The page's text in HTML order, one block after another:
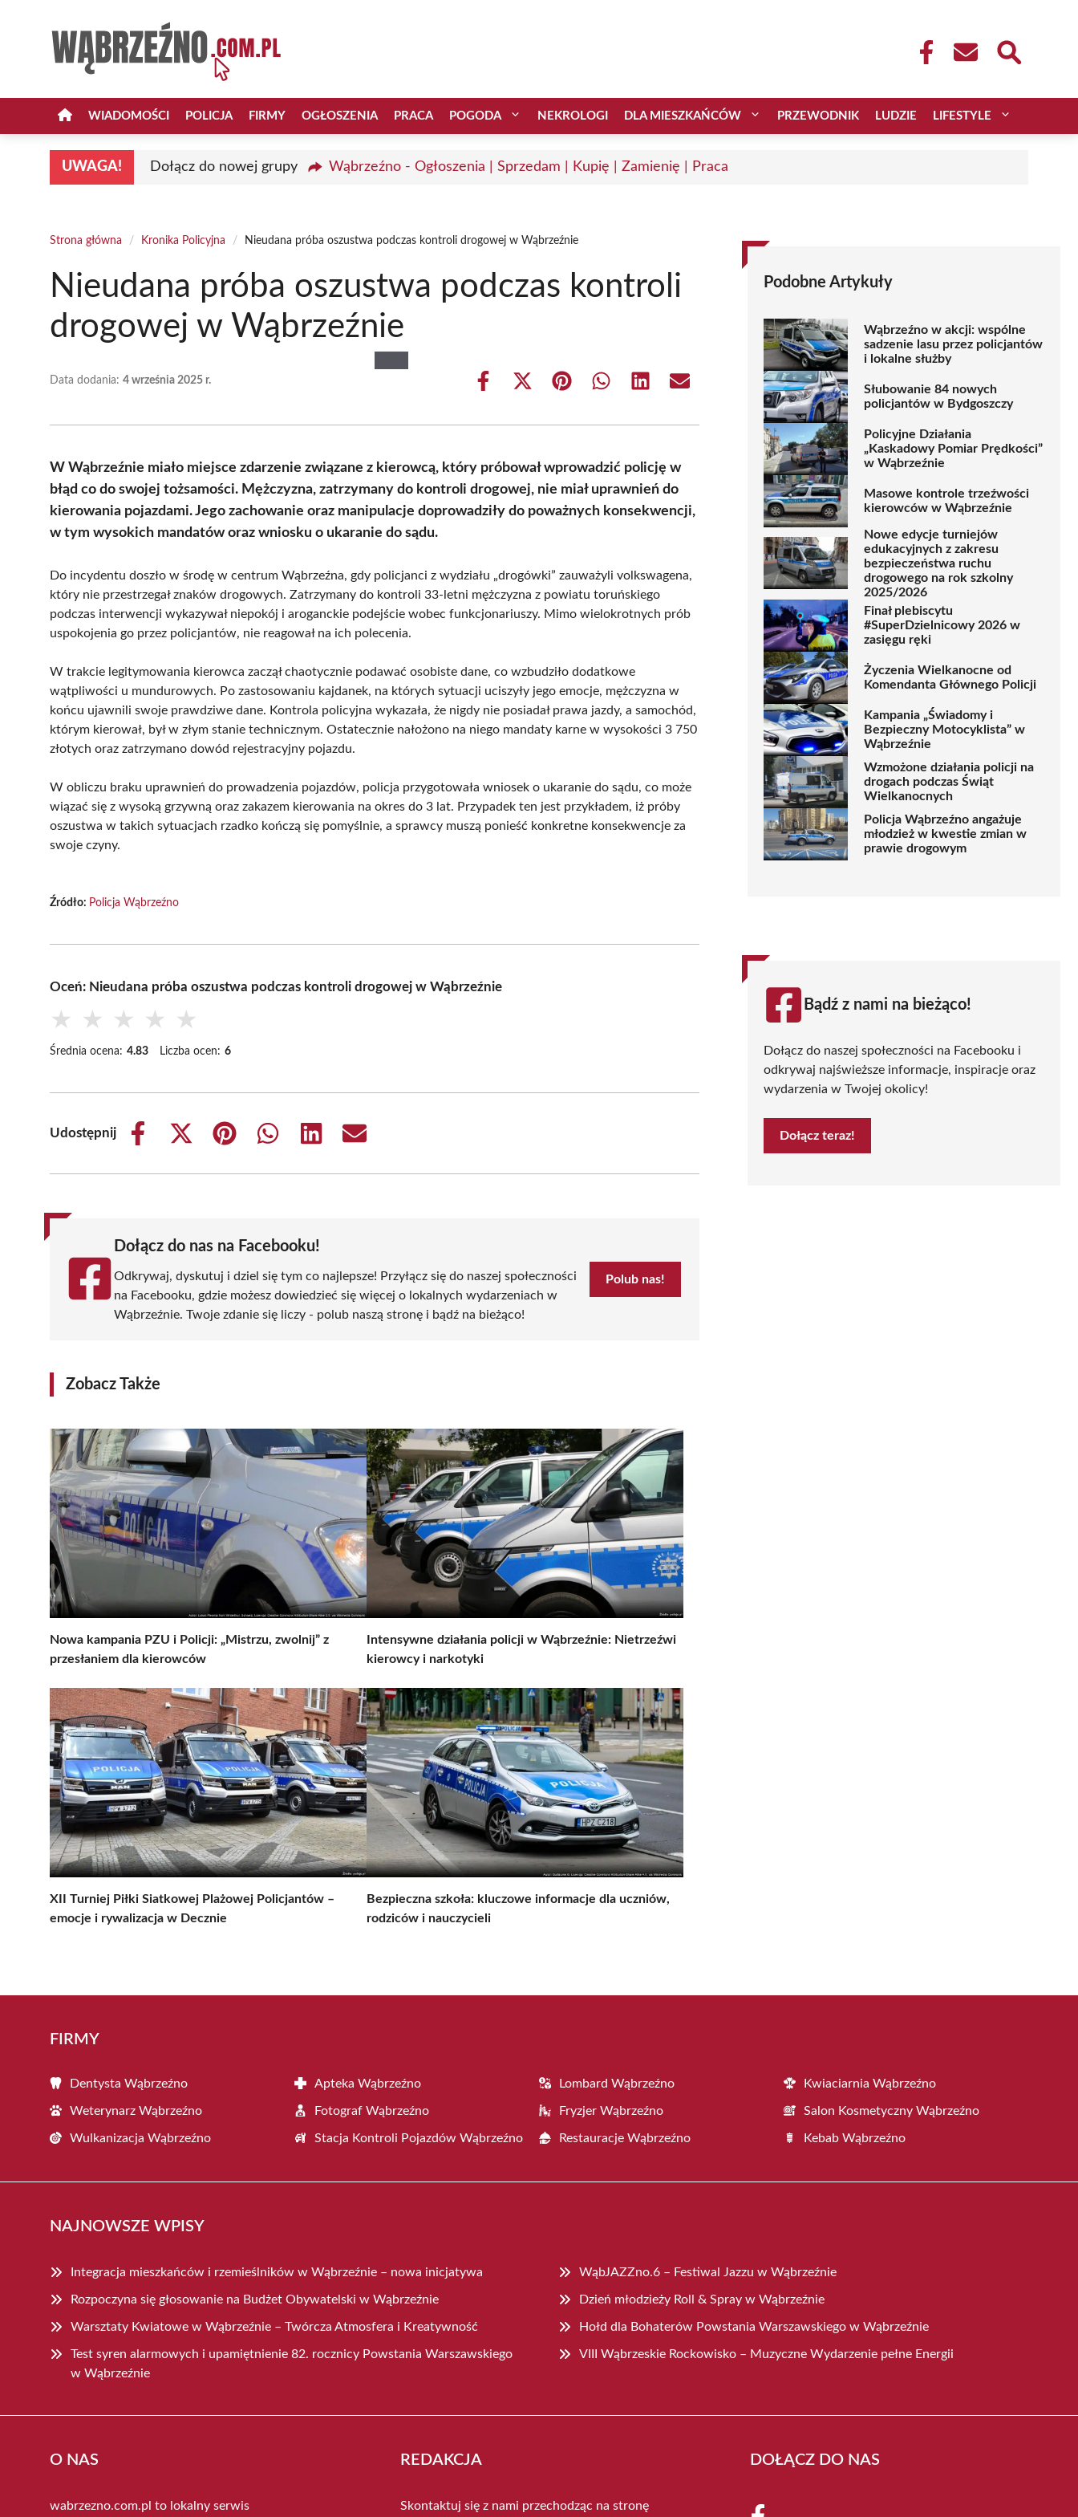
WIADOMOŚCI POLICJA FIRMY OGŁOSZENIA PRACA POGODA NEKROLOGI DLA MIESZKAŃCÓW PRZEWODNIK LUDZIE LIFESTYLE
UWAGA! Dołącz do nowej grupy Wąbrzeźno - Ogłoszenia | Sprzedam | Kupię | Zamienię | Praca
Strona główna / Kronika Policyjna / Nieudana próba oszustwa podczas kontroli drogowej w Wąbrzeźnie
Nieudana próba oszustwa podczas kontroli
drogowej w Wąbrzeźnie
Data dodania: 4 września 2025 r.
Share
Share
(Twitter)
Share Share Share Share
W Wąbrzeźnie miało miejsce zdarzenie związane z kierowcą, który próbował wprowadzić policję w
błąd co do swojej tożsamości. Mężczyzna, zatrzymany do kontroli drogowej, nie miał uprawnień do
kierowania pojazdami. Jego zachowanie oraz manipulacje doprowadziły do poważnych konsekwencji,
w tym wysokich mandatów oraz wniosku o ukaranie do sądu.
Do incydentu doszło w środę w centrum Wąbrzeźna, gdy policjanci z wydziału „drogówki” zauważyli volkswagena,
który nie przestrzegał znaków drogowych. Zatrzymany do kontroli 33-letni mężczyzna z powiatu toruńskiego
podczas interwencji wykazywał niepokój i aroganckie podejście wobec funkcjonariuszy. Mimo wielokrotnych prób
uspokojenia go przez policjantów, nie reagował na ich polecenia.
W trakcie legitymowania kierowca zaczął chaotycznie podawać osobiste dane, co wzbudziło dodatkowe
wątpliwości u mundurowych. Po zastosowaniu kajdanek, na których sytuacji uciszyły jego emocje, mężczyzna w
końcu ujawnili swoje prawdziwe dane. Kontrola policyjna wykazała, że nigdy nie posiadał prawa jazdy, a samochód,
którym kierował, był w złym stanie technicznym. Ostatecznie nałożono na niego mandaty karne w wysokości 3 750
złotych oraz zatrzymano dowód rejestracyjny pojazdu.
W obliczu braku uprawnień do prowadzenia pojazdów, policja przygotowała wniosek o ukaranie do sądu, co może
wiązać się z wysoką grzywną oraz zakazem kierowania na okres do 3 lat. Przypadek ten jest przykładem, iż próby
oszustwa w takich sytuacjach rzadko kończą się pomyślnie, a sprawcy muszą ponieść konkretne konsekwencje za
swoje czyny.
Źródło: Policja Wąbrzeźno
Oceń: Nieudana próba oszustwa podczas kontroli drogowej w Wąbrzeźnie
★ ★ ★ ★ ★
Średnia ocena: 4.83 Liczba ocen: 6
Udostępnij
Share
Share
(Twitter)
Share
Share
Share
Share
Dołącz do nas na Facebooku!
Odkrywaj, dyskutuj i dziel się tym co najlepsze! Przyłącz się do naszej społeczności
na Facebooku, gdzie możesz dowiedzieć się więcej o lokalnych wydarzeniach w
Wąbrzeźnie. Twoje zdanie się liczy - polub naszą stronę i bądź na bieżąco!
Polub nas!
Zobacz Także
Nowa kampania PZU i Policji: „Mistrzu, zwolnij” z
przesłaniem dla kierowców
Intensywne działania policji w Wąbrzeźnie: Nietrzeźwi
kierowcy i narkotyki
XII Turniej Piłki Siatkowej Plażowej Policjantów –
emocje i rywalizacja w Decznie
Bezpieczna szkoła: kluczowe informacje dla uczniów,
rodziców i nauczycieli
Podobne Artykuły
Wąbrzeźno w akcji: wspólne
sadzenie lasu przez policjantów
i lokalne służby
Słubowanie 84 nowych
policjantów w Bydgoszczy
Policyjne Działania
„Kaskadowy Pomiar Prędkości”
w Wąbrzeźnie
Masowe kontrole trzeźwości
kierowców w Wąbrzeźnie
Nowe edycje turniejów
edukacyjnych z zakresu
bezpieczeństwa ruchu
drogowego na rok szkolny
2025/2026
Finał plebiscytu
#SuperDzielnicowy 2026 w
zasięgu ręki
Życzenia Wielkanocne od
Komendanta Głównego Policji
Kampania „Świadomy i
Bezpieczny Motocyklista” w
Wąbrzeźnie
Wzmożone działania policji na
drogach podczas Świąt
Wielkanocnych
Policja Wąbrzeźno angażuje
młodzież w kwestie zmian w
prawie drogowym
Bądź z nami na bieżąco!
Dołącz do naszej społeczności na Facebooku i
odkrywaj najświeższe informacje, inspiracje oraz
wydarzenia w Twojej okolicy!
Dołącz teraz!
FIRMY
Dentysta Wąbrzeźno Apteka Wąbrzeźno Lombard Wąbrzeźno Kwiaciarnia Wąbrzeźno
Weterynarz Wąbrzeźno Fotograf Wąbrzeźno Fryzjer Wąbrzeźno Salon Kosmetyczny Wąbrzeźno
Wulkanizacja Wąbrzeźno Stacja Kontroli Pojazdów Wąbrzeźno Restauracje Wąbrzeźno Kebab Wąbrzeźno
NAJNOWSZE WPISY
Integracja mieszkańców i rzemieślników w Wąbrzeźnie – nowa inicjatywa WąbJAZZno.6 – Festiwal Jazzu w Wąbrzeźnie
Rozpoczyna się głosowanie na Budżet Obywatelski w Wąbrzeźnie Dzień młodzieży Roll & Spray w Wąbrzeźnie
Warsztaty Kwiatowe w Wąbrzeźnie – Twórcza Atmosfera i Kreatywność Hołd dla Bohaterów Powstania Warszawskiego w Wąbrzeźnie
Test syren alarmowych i upamiętnienie 82. rocznicy Powstania Warszawskiego
w Wąbrzeźnie
VIII Wąbrzeskie Rockowisko – Muzyczne Wydarzenie pełne Energii
O NAS
wabrzezno.com.pl to lokalny serwis
REDAKCJA
Skontaktuj się z nami przechodząc na stronę
DOŁĄCZ DO NAS